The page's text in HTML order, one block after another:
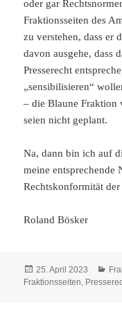
oder gar
Fraktionsseiten des
zu verstehen, dass er
davon ausgehe, dass
Presserecht
„sensibilisieren“
– die Blaune Fraktion
seien nicht geplant.
Na, dann bin ich auf
meine entsprechende
Rechtskonformität
Roland Bösker
Veröffentlicht
am
25. April 2023
Fraktionsseiten,